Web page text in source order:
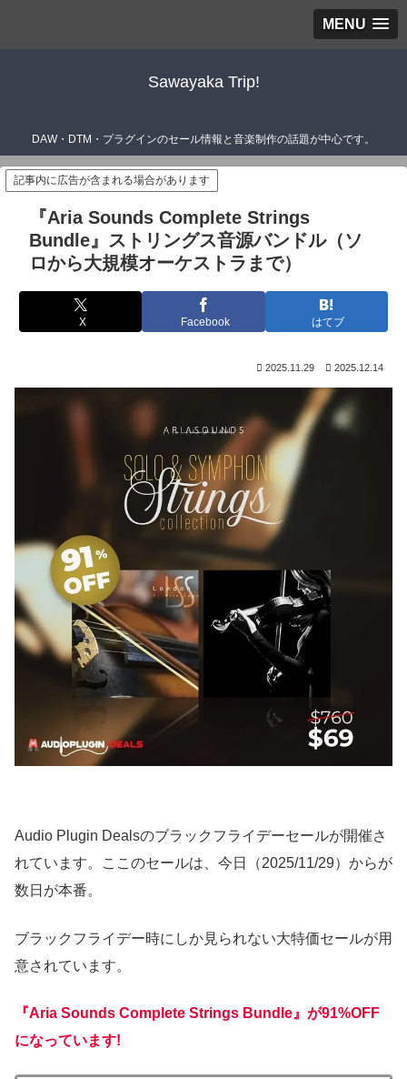
MENU
Sawayaka Trip!
DAW・DTM・プラグインのセール情報と音楽制作の話題が中心です。
記事内に広告が含まれる場合があります
『Aria Sounds Complete Strings
Bundle』ストリングス音源バンドル（ソ
ロから大規模オーケストラまで）
X Facebook はてブ
2025.11.29 2025.12.14
Audio Plugin Dealsのブラックフライデーセールが開催さ
れています。ここのセールは、今日（2025/11/29）からが
数日が本番。
ブラックフライデー時にしか見られない大特価セールが用
意されています。
『Aria Sounds Complete Strings Bundle』が91%OFF
になっています!